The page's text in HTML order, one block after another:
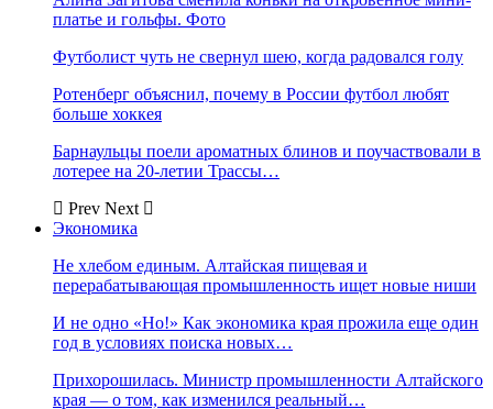
платье и гольфы. Фото
Футболист чуть не свернул шею, когда радовался голу
Ротенберг объяснил, почему в России футбол любят
больше хоккея
Барнаульцы поели ароматных блинов и поучаствовали в
лотерее на 20-летии Трассы…
Prev Next
Экономика
Не хлебом единым. Алтайская пищевая и
перерабатывающая промышленность ищет новые ниши
И не одно «Но!» Как экономика края прожила еще один
год в условиях поиска новых…
Прихорошилась. Министр промышленности Алтайского
края — о том, как изменился реальный…